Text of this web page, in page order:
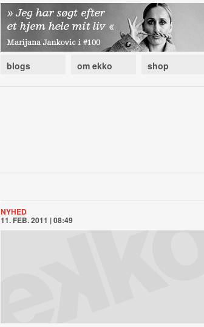
blogs om ekko shop
NYHED
11. FEB. 2011 | 08:49